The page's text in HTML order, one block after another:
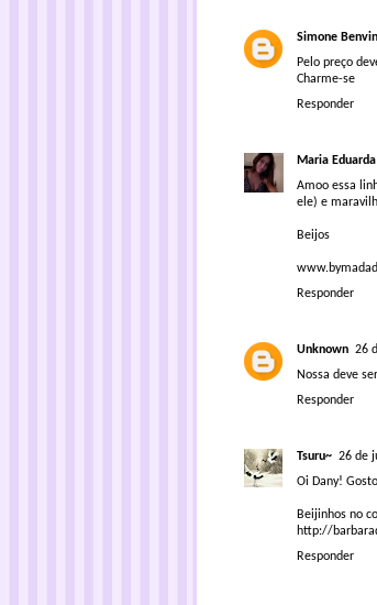
Simone
Pelo preço
Charme-se
Responder
Maria
Amoo essa
ele) e
Beijos
Responder
Unknown 26
Nossa deve
Responder
Tsuru~ 26 de
Oi Dany!
Beijinhos no
http://
Responder